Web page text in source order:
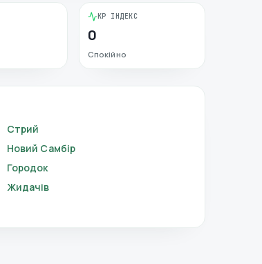
KP ІНДЕКС
0
Спокійно
Стрий
Новий Самбір
Городок
Жидачів